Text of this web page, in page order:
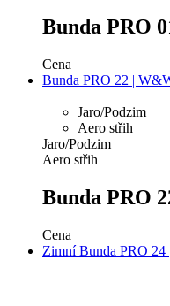
Bunda PRO
Cena
Bunda PRO 22 |
Jaro/Podzim
Aero střih
Jaro/Podzim
Aero střih
Bunda PRO
Cena
Zimní Bunda PRO